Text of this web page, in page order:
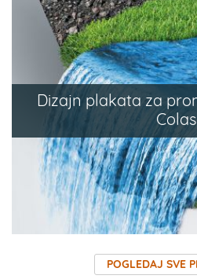
Dizajn plakata za
Colas
POGLEDAJ SVE